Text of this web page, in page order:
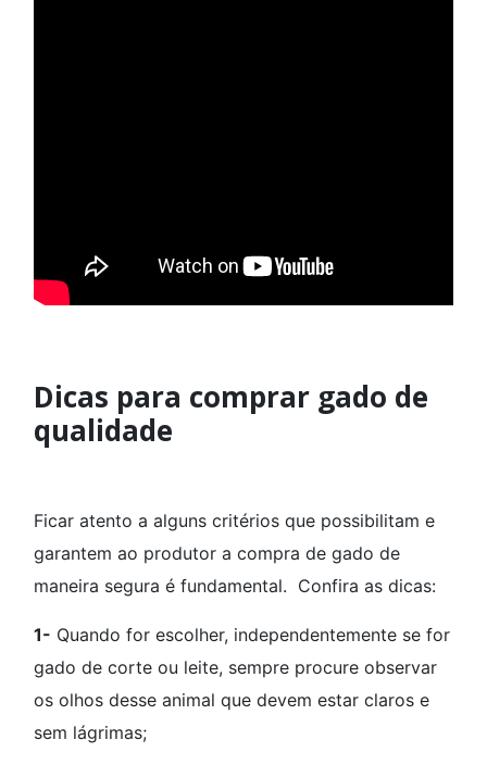
Dicas para comprar gado de
qualidade
Ficar atento a alguns critérios que possibilitam e
garantem ao produtor a compra de gado de
maneira segura é fundamental. Confira as dicas:
1- Quando for escolher, independentemente se for
gado de corte ou leite, sempre procure observar
os olhos desse animal que devem estar claros e
sem lágrimas;